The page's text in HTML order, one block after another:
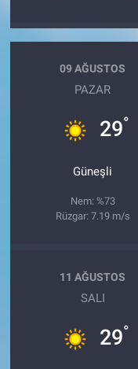
09 AĞUSTOS
PAZAR
29°
Güneşli
Nem: %73
Rüzgar: 7.19 m/s
11 AĞUSTOS
SALI
29°